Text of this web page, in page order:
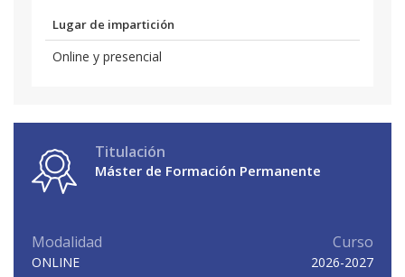
Lugar de impartición
Online y presencial
Titulación
Máster de Formación Permanente
Modalidad
ONLINE
Curso
2026-2027